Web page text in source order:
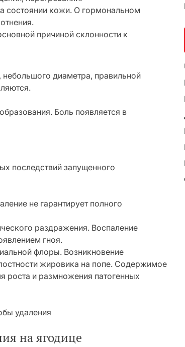
состоянии кожи. О гормональном
причиной склонности к
диаметра, правильной
Боль появляется в
последствий запущенного
не гарантирует полного
раздражения. Воспаление
гноя.
флоры. Возникновение
жировика на попе. Содержимое
роста и размножения патогенных
на ягодице